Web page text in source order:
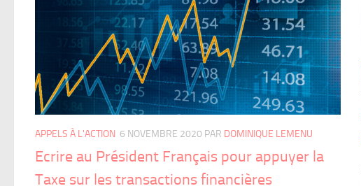
APPELS À L'ACTION 6 NOVEMBRE 2020 PAR DOMINIQUE LEMENU
Ecrire au Président Français pour appuyer la
Taxe sur les transactions financières